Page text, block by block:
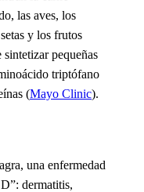
las aves, los
y los frutos
pequeñas
triptófano
(Mayo Clinic).
una enfermedad
dermatitis,